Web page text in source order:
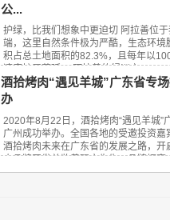
公...
护绿，比我们想象中更迫切 阿拉善位
端，这里自然条件极为严酷，生态环境
积占总土地面积的82.3%，且每年以
速度扩展蔓延。 阿拉善的绿洲之...
酒拾烤肉“遇见羊城”广东省专
办
2020年8月22日，酒拾烤肉“遇见羊城”
广州成功举办。全国各地的受邀投资
酒拾烤肉未来在广东省的发展之路，开
肉品牌开发总监黄砚方先生、品牌招商